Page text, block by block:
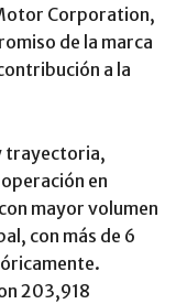
Corporation,
de la marca
a la
trayectoria,
en
mayor volumen
con más de 6
203,918